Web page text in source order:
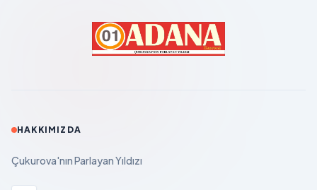
HAKKIMIZDA
Çukurova'nın Parlayan Yıldızı